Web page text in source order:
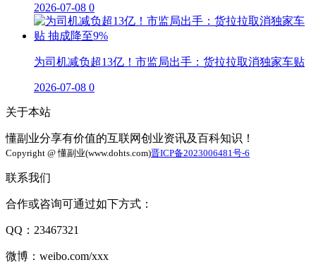
2026-07-08 0
为司机减负超13亿！市监局出手：货拉拉取消独家车贴
2026-07-08 0
关于本站
懂副业分享有价值的互联网创业资讯及百科知识！
Copyright @ 懂副业(www.dohts.com)晋ICP备2023006481号-6
联系我们
合作或咨询可通过如下方式：
QQ：23467321
微博：weibo.com/xxx